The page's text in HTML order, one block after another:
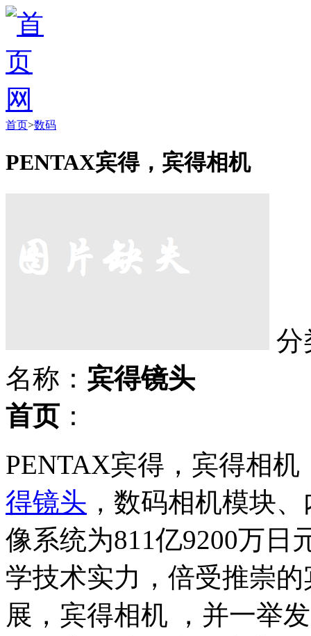
首页>数码
PENTAX宾得，宾得相机
分
名称： 宾得镜头
首页 ：
PENTAX宾得，宾得相
得镜头 ，数码相机模块
像系统为811亿9200万日
学技术实力，倍受推崇
展，宾得相机 ，并一举